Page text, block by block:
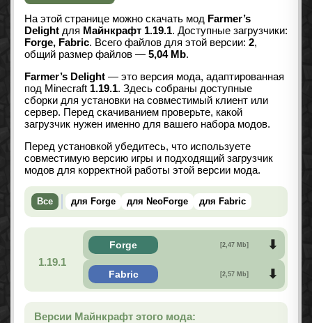
На этой странице можно скачать мод Farmer’s
Delight для Майнкрафт 1.19.1. Доступные загрузчики:
Forge, Fabric. Всего файлов для этой версии: 2,
общий размер файлов — 5,04 Mb.
Farmer’s Delight — это версия мода, адаптированная
под Minecraft 1.19.1. Здесь собраны доступные
сборки для установки на совместимый клиент или
сервер. Перед скачиванием проверьте, какой
загрузчик нужен именно для вашего набора модов.
Перед установкой убедитесь, что используете
совместимую версию игры и подходящий загрузчик
модов для корректной работы этой версии мода.
Все для Forge для NeoForge для Fabric
1.19.1
Forge [2,47 Mb]
Fabric [2,57 Mb]
Версии Майнкрафт этого мода: